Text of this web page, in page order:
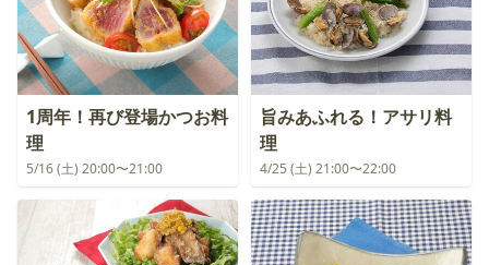
1周年！再び登場かつお料
理
5/16 (土) 20:00〜21:00
旨みあふれる！アサリ料
理
4/25 (土) 21:00〜22:00